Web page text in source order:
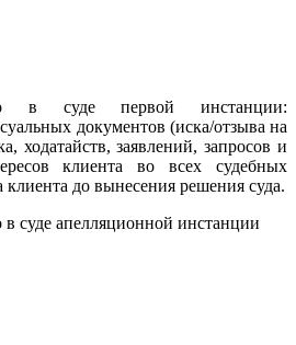
в суде первой инстанции:
документов (иска/отзыва на
ходатайств, заявлений, запросов и
клиента во всех судебных
клиента до вынесения решения суда.
в суде апелляционной инстанции